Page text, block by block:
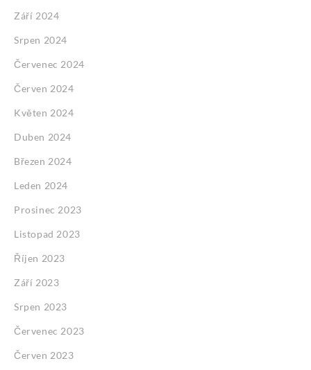
Září 2024
Srpen 2024
Červenec 2024
Červen 2024
Květen 2024
Duben 2024
Březen 2024
Leden 2024
Prosinec 2023
Listopad 2023
Říjen 2023
Září 2023
Srpen 2023
Červenec 2023
Červen 2023